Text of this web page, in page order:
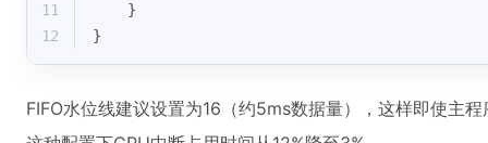
11
    }
12
}
FIFO水位线建议设置为16（约5ms数据量），这样即使主